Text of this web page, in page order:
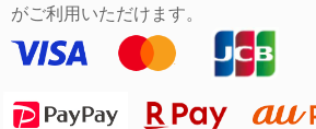
がご利用いただけます。